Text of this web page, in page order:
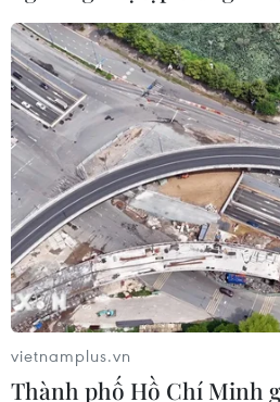
TIN CÙNG CHUYÊN MỤC
Xung đột Hamas-Israel: Ai
gọi các bên tuân thủ kế
bình Gaza
10/08/2026 04:22
Đạt tiến triển với Oman, Iran
điều kiện mở lại eo biển
Mỹ
vietnamplus.vn
Thành phố Hồ Chí Minh